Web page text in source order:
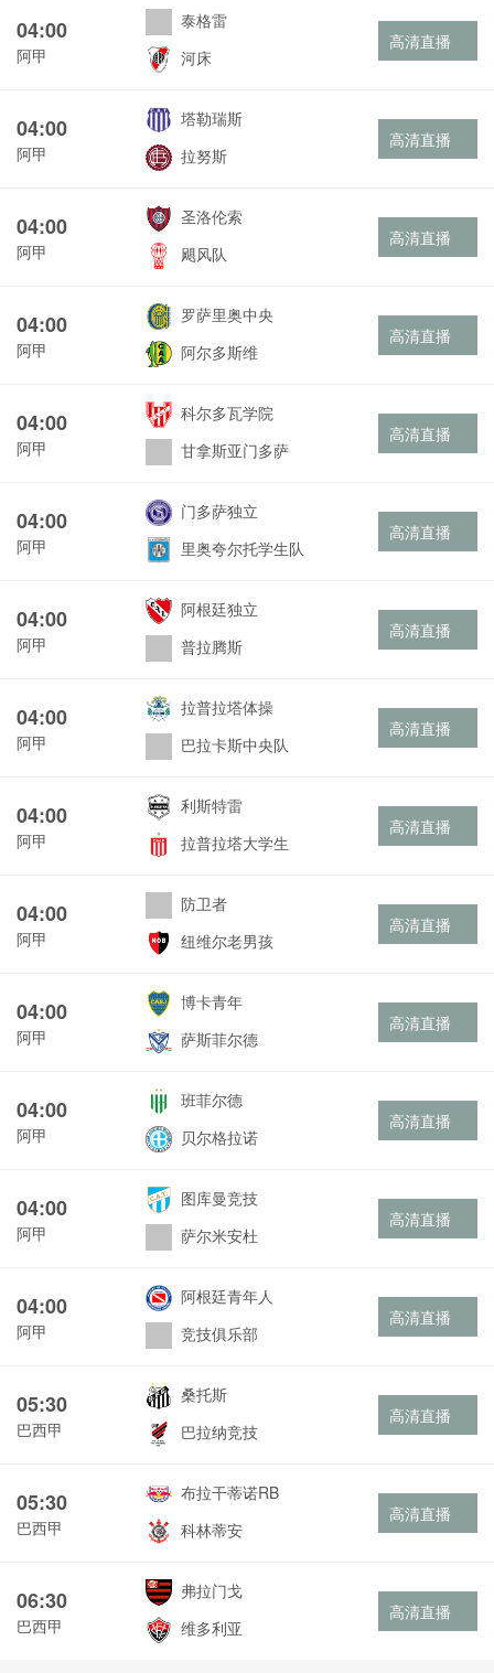
04:00
阿甲
泰格雷
河床
高清直播
04:00
阿甲
塔勒瑞斯
拉努斯
高清直播
04:00
阿甲
圣洛伦索
飓风队
高清直播
04:00
阿甲
罗萨里奥中央
阿尔多斯维
高清直播
04:00
阿甲
科尔多瓦学院
甘拿斯亚门多萨
高清直播
04:00
阿甲
门多萨独立
里奥夸尔托学生队
高清直播
04:00
阿甲
阿根廷独立
普拉腾斯
高清直播
04:00
阿甲
拉普拉塔体操
巴拉卡斯中央队
高清直播
04:00
阿甲
利斯特雷
拉普拉塔大学生
高清直播
04:00
阿甲
防卫者
纽维尔老男孩
高清直播
04:00
阿甲
博卡青年
萨斯菲尔德
高清直播
04:00
阿甲
班菲尔德
贝尔格拉诺
高清直播
04:00
阿甲
图库曼竞技
萨尔米安杜
高清直播
04:00
阿甲
阿根廷青年人
竞技俱乐部
高清直播
05:30
巴西甲
桑托斯
巴拉纳竞技
高清直播
05:30
巴西甲
布拉干蒂诺RB
科林蒂安
高清直播
06:30
巴西甲
弗拉门戈
维多利亚
高清直播